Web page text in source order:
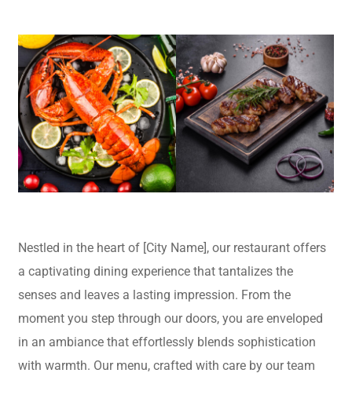
Nestled in the heart of [City Name], our restaurant offers
a captivating dining experience that tantalizes the
senses and leaves a lasting impression. From the
moment you step through our doors, you are enveloped
in an ambiance that effortlessly blends sophistication
with warmth. Our menu, crafted with care by our team